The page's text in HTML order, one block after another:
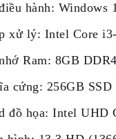
hành: Windows
xử lý: Intel Core
Ram: 8GB
cứng: 256GB
đồ họa: Intel UHD